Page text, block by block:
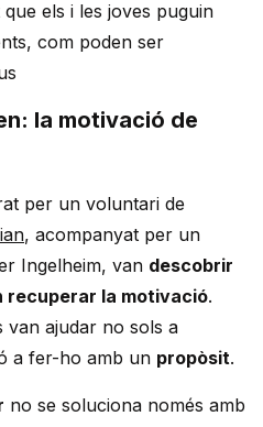
els i les joves puguin
com poden ser
la motivació de
per un voluntari de
, acompanyat per un
Ingelheim, van descobrir
recuperar la motivació.
van ajudar no sols a
a fer-ho amb un propòsit.
no se soluciona només amb